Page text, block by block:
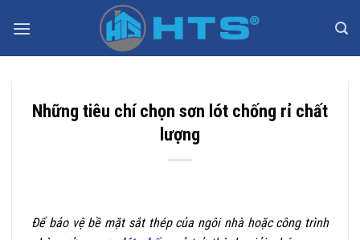
qua
Những tiêu chí chọn sơn lót chống rỉ chất
lượng
Để bảo vệ bề mặt sắt thép của ngôi nhà hoặc công trình